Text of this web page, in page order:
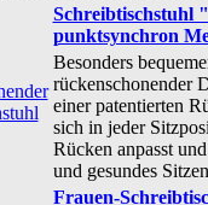
Schreibtischstuhl
punktsynchron
Besonders
rückenschonender
einer patentierten
sich in jeder
Rücken anpasst
und gesundes
Frauen-